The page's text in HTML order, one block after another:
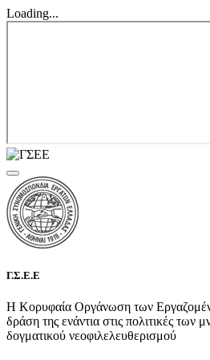
Loading...
Γ.Σ.Ε.Ε
Η Κορυφαία Οργάνωση των
δράση της ενάντια στις πολιτικές των
δογματικού νεοφιλελευθερισμού